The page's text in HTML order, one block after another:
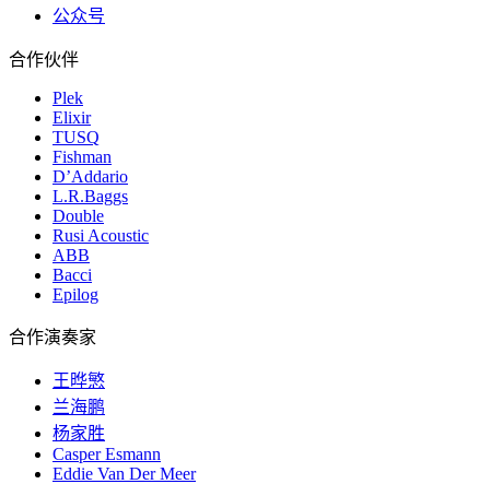
公众号
合作伙伴
Plek
Elixir
TUSQ
Fishman
D’Addario
L.R.Baggs
Double
Rusi Acoustic
ABB
Bacci
Epilog
合作演奏家
王晔慜
兰海鹏
杨家胜
Casper Esmann
Eddie Van Der Meer